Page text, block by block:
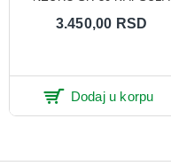
3.450,00 RSD
Dodaj u korpu